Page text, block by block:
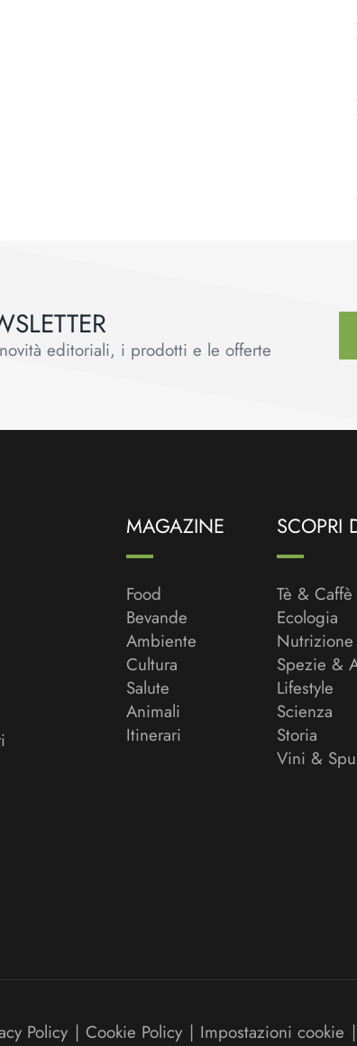
editoriali, i prodotti e le offerte
MAGAZINE
Food
Bevande
Ambiente
Cultura
Salute
Animali
Itinerari
SCOPRI
Tè & Caffè
Ecologia
Nutrizione
Spezie &
Lifestyle
Scienza
Storia
Vini &
Policy | Cookie Policy | Impostazioni cookie |